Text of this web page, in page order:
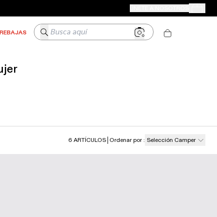
Tus
REBAJAS Busca aquí
6 ARTÍCULOS Ordenar por : Selección Camper